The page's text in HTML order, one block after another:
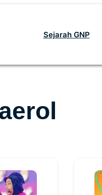
Sejarah GNP